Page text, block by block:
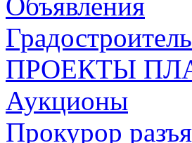
ПРОЕКТЫ
Аукционы
Прокурор